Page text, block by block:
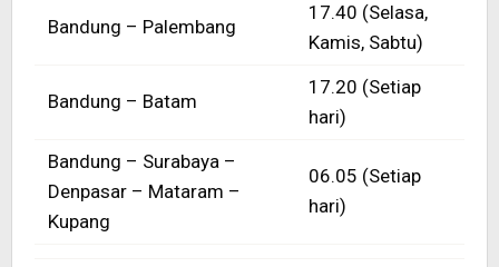
Bandung – Palembang
17.40 (Selasa,
Kamis, Sabtu)
Bandung – Batam
17.20 (Setiap
hari)
Bandung – Surabaya –
Denpasar – Mataram –
Kupang
06.05 (Setiap
hari)